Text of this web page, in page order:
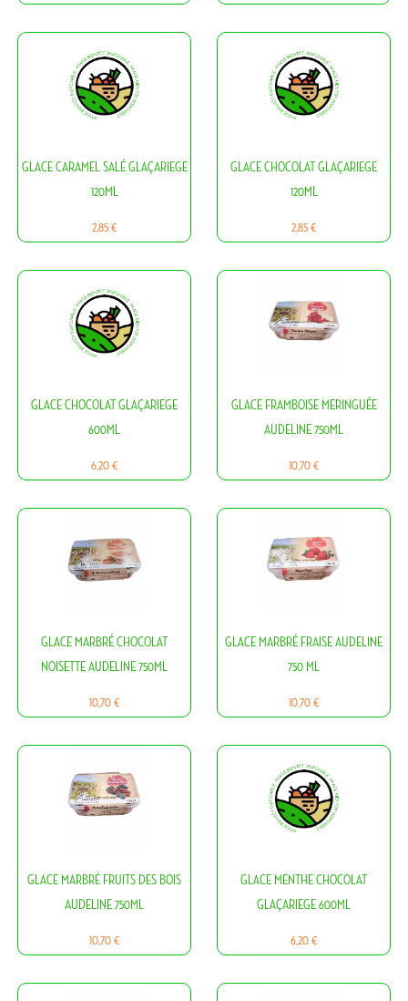
GLACE CARAMEL SALÉ GLAÇARIEGE
120ML
Prix
2,85 €
GLACE CHOCOLAT GLAÇARIEGE
120ML
Prix
2,85 €
GLACE CHOCOLAT GLAÇARIEGE
600ML
Prix
6,20 €
GLACE FRAMBOISE MERINGUÉE
AUDELINE 750ML
Prix
10,70 €
GLACE MARBRÉ CHOCOLAT
NOISETTE AUDELINE 750ML
Prix
10,70 €
GLACE MARBRÉ FRAISE AUDELINE
750 ML
Prix
10,70 €
GLACE MARBRÉ FRUITS DES BOIS
AUDELINE 750ML
Prix
10,70 €
GLACE MENTHE CHOCOLAT
GLAÇARIEGE 600ML
Prix
6,20 €